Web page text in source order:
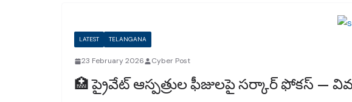
LATEST TELANGANA
23 February 2026 Cyber Post
🏥 ప్రైవేట్ ఆస్పత్రుల ఫీజులపై సర్కార్ ఫోకస్ —